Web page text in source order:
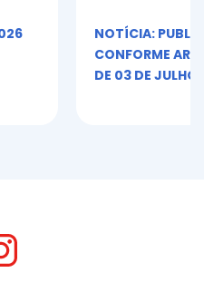
NOTÍCIA:
CONFORME ART.
DE 03 DE JULHO